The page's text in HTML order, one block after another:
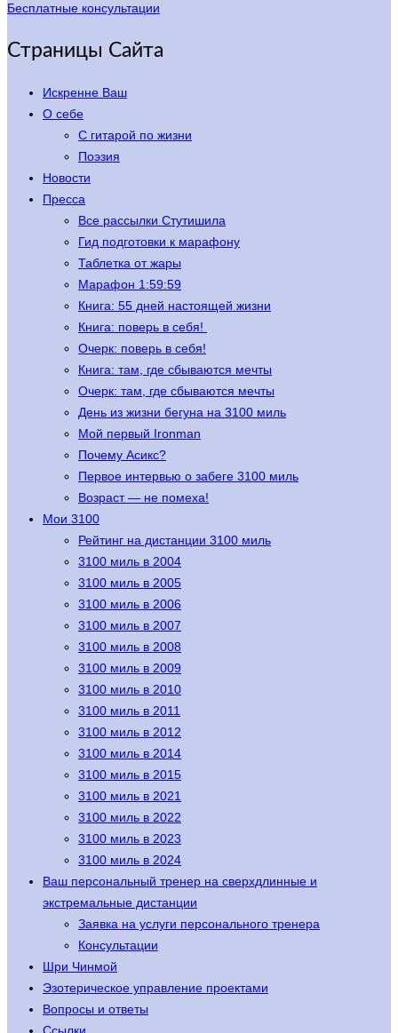
Бесплатные консультации
Страницы Сайта
Искренне Ваш
О себе
С гитарой по жизни
Поэзия
Новости
Пресса
Все рассылки Стутишила
Гид подготовки к марафону
Таблетка от жары
Марафон 1:59:59
Книга: 55 дней настоящей жизни
Книга: поверь в себя!
Очерк: поверь в себя!
Книга: там, где сбываются мечты
Очерк: там, где сбываются мечты
День из жизни бегуна на 3100 миль
Мой первый Ironman
Почему Асикс?
Первое интервью о забеге 3100 миль
Возраст — не помеха!
Мои 3100
Рейтинг на дистанции 3100 миль
3100 миль в 2004
3100 миль в 2005
3100 миль в 2006
3100 миль в 2007
3100 миль в 2008
3100 миль в 2009
3100 миль в 2010
3100 миль в 2011
3100 миль в 2012
3100 миль в 2014
3100 миль в 2015
3100 миль в 2021
3100 миль в 2022
3100 миль в 2023
3100 миль в 2024
Ваш персональный тренер на сверхдлинные и
экстремальные дистанции
Заявка на услуги персонального тренера
Консультации
Шри Чинмой
Эзотерическое управление проектами
Вопросы и ответы